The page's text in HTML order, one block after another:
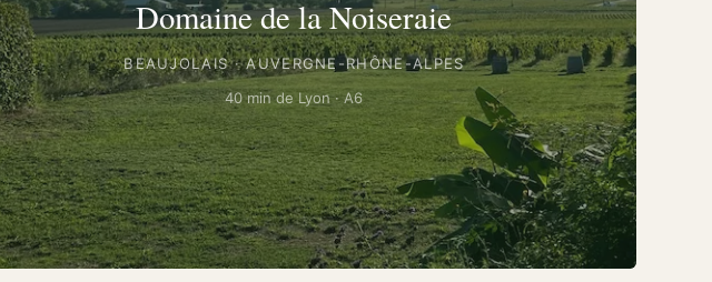
Domaine de la Noiseraie
BEAUJOLAIS · AUVERGNE-RHÔNE-ALPES
40 min de Lyon · A6